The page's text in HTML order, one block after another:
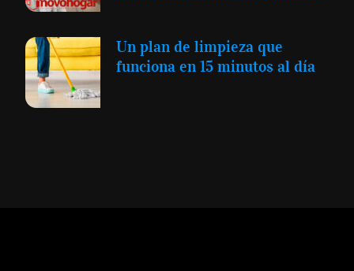
Un plan de limpieza que
funciona en 15 minutos al día